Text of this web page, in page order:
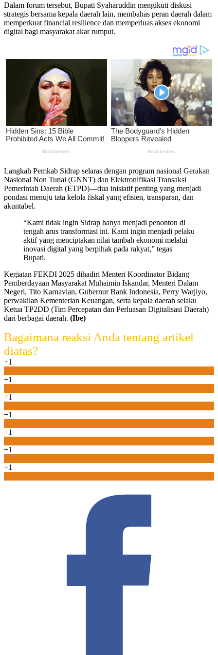
Dalam forum tersebut, Bupati Syaharuddin mengikuti diskusi
strategis bersama kepala daerah lain, membahas peran daerah dalam
memperkuat financial resilience dan memperluas akses ekonomi
digital bagi masyarakat akar rumput.
Langkah Pemkab Sidrap selaras dengan program nasional Gerakan
Nasional Non Tunai (GNNT) dan Elektronifikasi Transaksi
Pemerintah Daerah (ETPD)—dua inisiatif penting yang menjadi
pondasi menuju tata kelola fiskal yang efisien, transparan, dan
akuntabel.
“Kami tidak ingin Sidrap hanya menjadi penonton di
tengah arus transformasi ini. Kami ingin menjadi pelaku
aktif yang menciptakan nilai tambah ekonomi melalui
inovasi digital yang berpihak pada rakyat,” tegas
Bupati.
Kegiatan FEKDI 2025 dihadiri Menteri Koordinator Bidang
Pemberdayaan Masyarakat Muhaimin Iskandar, Menteri Dalam
Negeri, Tito Karnavian, Gubernur Bank Indonesia, Perry Warjiyo,
perwakilan Kementerian Keuangan, serta kepala daerah selaku
Ketua TP2DD (Tim Percepatan dan Perluasan Digitalisasi Daerah)
dari berbagai daerah. (Ibe)
Bagaimana reaksi Anda tentang artikel
diatas?
+1
+1
+1
+1
+1
+1
+1